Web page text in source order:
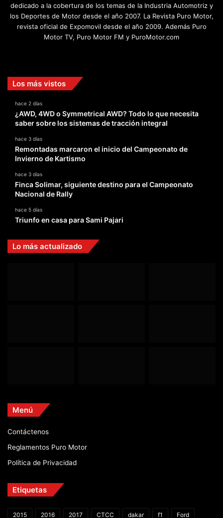
dedicado a la cobertura de los temas de la Industria Automotriz y
los Deportes de Motor desde el año 2007. La Revista Puro Motor,
revista oficial de Expomovil desde el año 2009. Además Puro
Motor TV, Puro Motor FM y PuroMotor.com
Los más vistos
hace 2 días
¿AWD, 4WD o Symmetrical AWD? Todo lo que necesita
saber sobre los sistemas de tracción integral
hace 3 días
Remontadas marcaron el inicio del Campeonato de
Invierno de Kartismo
hace 3 días
Finca Solimar, siguiente destino para el Campeonato
Nacional de Rally
hace 5 días
Triunfo en casa para Sami Pajari
Lo más actualizado
Menú
Contáctenos
Reglamentos Puro Motor
Política de Privacidad
Etiquetas
2015 2016 2017 CTCC dakar f1 Ford